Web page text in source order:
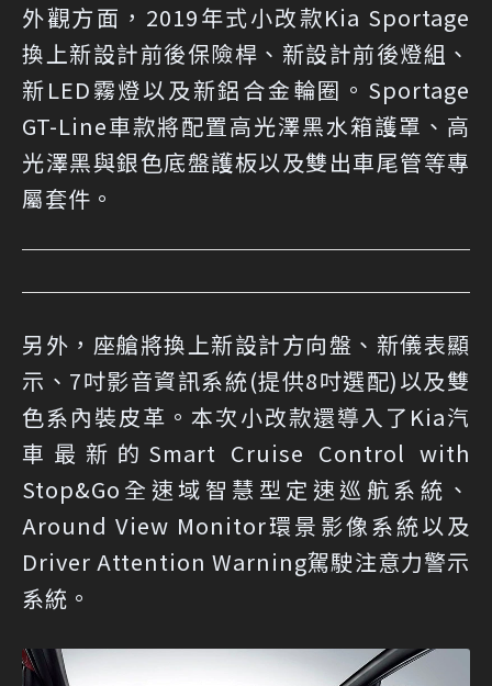
外觀方面，2019年式小改款Kia Sportage
換上新設計前後保險桿、新設計前後燈組、
新LED霧燈以及新鋁合金輪圈。Sportage
GT-Line車款將配置高光澤黑水箱護罩、高
光澤黑與銀色底盤護板以及雙出車尾管等專
屬套件。
另外，座艙將換上新設計方向盤、新儀表顯
示、7吋影音資訊系統(提供8吋選配)以及雙
色系內裝皮革。本次小改款還導入了Kia汽
車最新的Smart Cruise Control with
Stop&Go全速域智慧型定速巡航系統、
Around View Monitor環景影像系統以及
Driver Attention Warning駕駛注意力警示
系統。